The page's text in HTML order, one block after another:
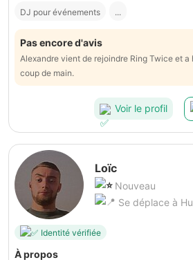
DJ pour événements ...
Pas encore d'avis
Alexandre vient de rejoindre Ring Twice et a
coup de main.
Voir le profil
Loïc
Nouveau
Se déplace à
Identité vérifiée
À propos